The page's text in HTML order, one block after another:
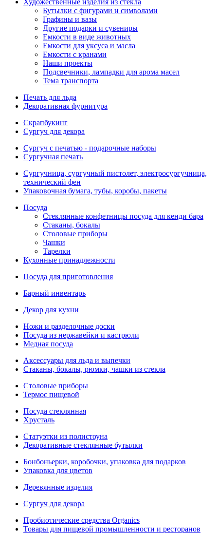
Художественные изделия из стекла
Бутылки с фигурами и символами
Графины и вазы
Другие подарки и сувениры
Емкости в виде животных
Емкости для уксуса и масла
Емкости с кранами
Наши проекты
Подсвечники, лампадки для арома масел
Тема транспорта
Печать для льда
Декоративная фурнитура
Скрапбукинг
Сургуч для декора
Сургуч с печатью - подарочные наборы
Сургучная печать
Сургучница, сургучный пистолет, электросургучница,
технический фен
Упаковочная бумага, тубы, коробы, пакеты
Посуда
Стеклянные конфетницы посуда для кенди бара
Стаканы, бокалы
Столовые приборы
Чашки
Тарелки
Кухонные принадлежности
Посуда для приготовления
Барный инвентарь
Декор для кухни
Ножи и разделочные доски
Посуда из нержавейки и кастрюли
Медная посуда
Аксессуары для льда и выпечки
Стаканы, бокалы, рюмки, чашки из стекла
Столовые приборы
Термос пищевой
Посуда стеклянная
Хрусталь
Статуэтки из полистоуна
Декоративные стеклянные бутылки
Бонбоньерки, коробочки, упаковка для подарков
Упаковка для цветов
Деревянные изделия
Сургуч для декора
Пробиотические средства Organics
Товары для пищевой промышленности и ресторанов